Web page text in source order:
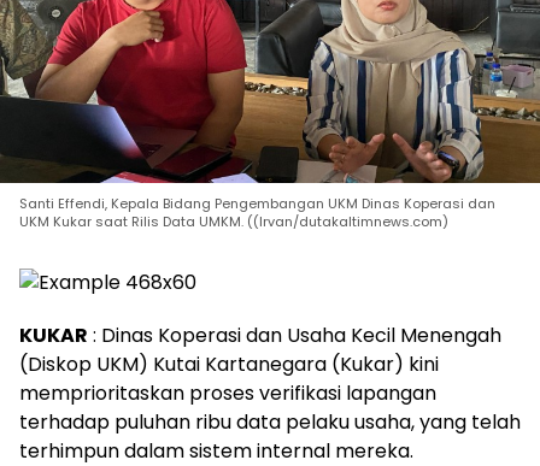
Santi Effendi, Kepala Bidang Pengembangan UKM Dinas Koperasi dan
UKM Kukar saat Rilis Data UMKM. ((Irvan/dutakaltimnews.com)
KUKAR : Dinas Koperasi dan Usaha Kecil Menengah
(Diskop UKM) Kutai Kartanegara (Kukar) kini
memprioritaskan proses verifikasi lapangan
terhadap puluhan ribu data pelaku usaha, yang telah
terhimpun dalam sistem internal mereka.